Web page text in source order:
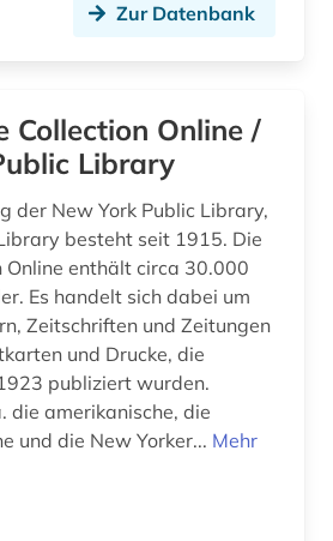
frauenforschung (3)
frauengeschichte (1)
frauenliteratur (1)
frauenwahlrecht (1)
frauenzeitschrift (1)
geisteswissenschaften (1)
Zur Datenbank
Collection Online /
Library
der New York Public Library,
besteht seit 1915. Die
Online enthält circa 30.000
Es handelt sich dabei um
und Zeitungen
und Drucke, die
publiziert wurden.
die amerikanische, die
und die New Yorker... Mehr